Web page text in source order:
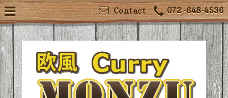
072 -648-4536
Contact